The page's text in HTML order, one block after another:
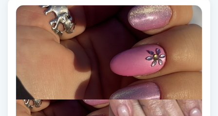
Optiker
Ortopedi
Osteopati